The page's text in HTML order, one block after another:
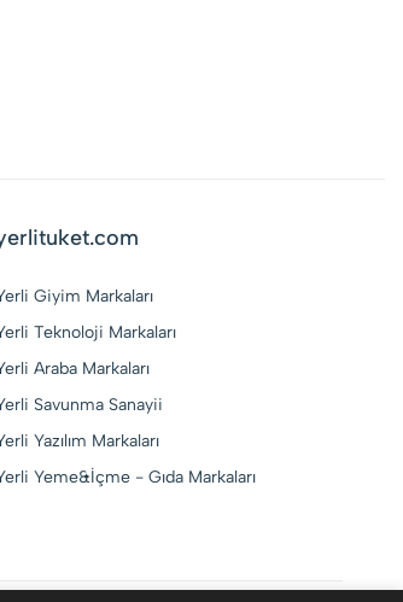
Giyim Markaları
Teknoloji Markaları
Araba Markaları
Savunma Sanayii
Yazılım Markaları
Yeme&İçme - Gıda Markaları